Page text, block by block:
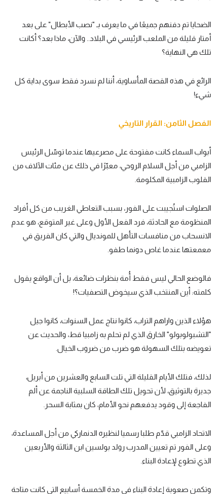
الضحايا تم دفنهم جميعًا في ما يعرف بـ "نصب الأبطال" على بعد
أمتار قليلة من الملعب الرئيسي في البلاد.. والآن، ماذا بعد؟ أكانت
تلك هي النهاية؟
الرائع في هذه القصة المأساوية، أننا لم نسرد فقط سوى بداية كل
شيء!
الفصل الثامن: القرار التاريخي
أبواب السماء كانت مفتوحة على مصرعيها عندما توسّل الرئيس
الزامبي من أجل السلام الروحي، معبّرًا في ذلك عن مئات الآلاف من
القلوب الزامبية المكلومة.
الصلوات استُجيبت على الفور، بسبب التعاطي الغريب من كل أفراد
المنظومة مع الحادثة، فرد الفعل الأول وعلى غير المتوقع، هو عدم
الانسحاب من منافسات التأهل للمونديال والتي كان الفريق في
معمعتها عندما غاص دونما طفو.
فالوضع الحالي ليس فقط أُمة بنظرات ضائعة، بل أن الواقع يقول
كلمته: أين المنتخب الذي سيخوض التصفيات؟!
هؤلاء الذين واراهم التراب، كانوا نتاج عمل السنوات، كانوا جيل
"التشبولوبولو" الخارق الذي لم تحلم به زامبيا قط، والحديث عن
تعويضه بتلك السهولة هو ضرب من ضروب الخيال.
لذلك، فتلك الأيام القليلة التي تلت السابع والعشرين من أبريل،
جديرة بالتوثيق، لأن تحويل تلك الطاقة السلبية الناجمة عن ألم
الفاجعة إلى وقود يدفعهم نحو الأمام، كان بمثابة السحر.
الاتحاد الزامبي قدّم طلبا رسميا لنظيره الدنماركي من أجل المساعدة،
وعلى الفور تم تعيين المدرب رولد بولسين ابن الثالثة والأربعين
الذي تطوع لإعادة البناء.
وتكمن صعوبة إعادة البناء في مدة الخمسة أسابيع التي كانت متاحة